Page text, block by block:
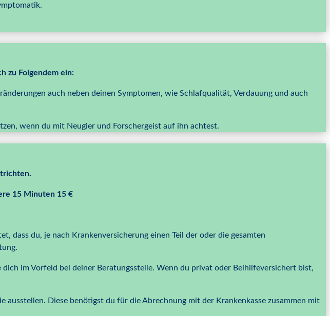
zu Folgendem ein:
auch neben deinen Symptomen, wie Schlafqualität, Verdauung und auch
wenn du mit Neugier und Forschergeist auf ihn achtest.
15 Minuten 15 €
dass du, je nach Krankenversicherung einen Teil der oder die gesamten
im Vorfeld bei deiner Beratungsstelle. Wenn du privat oder Beihilfeversichert bist,
Diese benötigst du für die Abrechnung mit der Krankenkasse zusammen mit